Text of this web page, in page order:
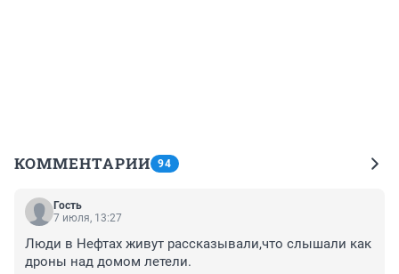
КОММЕНТАРИИ 94
Гость
7 июля, 13:27
Люди в Нефтах живут рассказывали,что слышали как
дроны над домом летели.